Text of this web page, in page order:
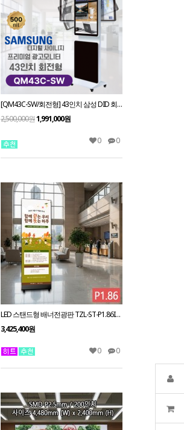
[QM43C-SW/회전형] 43인치 삼성 DID 회전형 광고용모니터/ 삼성디지털사이니지 LED패널 키오스크
2,500,000원1,991,000원
0 0
LED 스탠드형 배너전광판 TZL-ST-P1.86IS / 1.86mm 전화문의1599-0479
3,425,400원
0 0